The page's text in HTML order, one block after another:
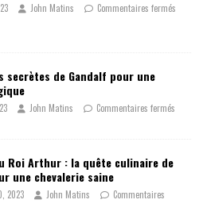
John Matins Commentaires fermés
secrètes de Gandalf pour une
John Matins Commentaires fermés
Roi Arthur : la quête culinaire de
une chevalerie saine
2023 John Matins
Commentaires